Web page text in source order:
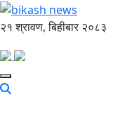
२१ श्रावण, बिहीबार २०८३